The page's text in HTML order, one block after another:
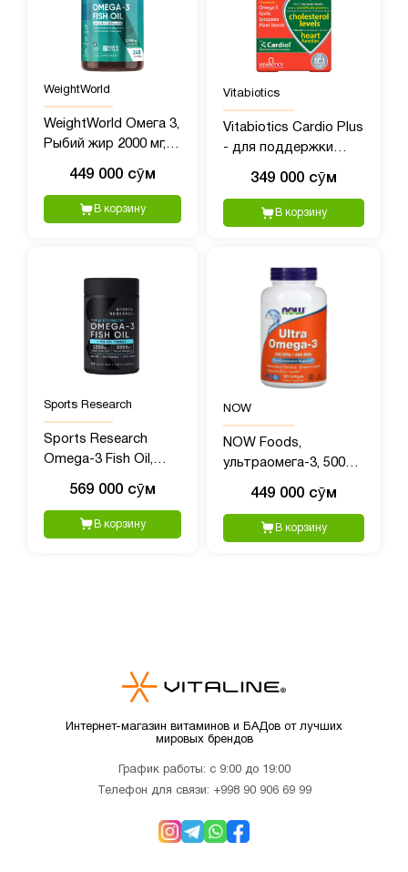
WeightWorld
WeightWorld Омега 3,
Рыбий жир 2000 мг,
449 000 сӯм
В корзину
Vitabiotics
Vitabiotics Cardio Plus
- для поддержки
349 000 сӯм
В корзину
Sports Research
Sports Research
Omega-3 Fish Oil,
мг, 150 мягких капсул
569 000 сӯм
В корзину
NOW
NOW Foods,
ультраомега-3, 500
капсул, покрытых
кишечнорастворимой
оболочкой
449 000 сӯм
В корзину
Интернет-магазин витаминов и БАДов от лучших
мировых брендов
График работы: с 9:00 до 19:00
Телефон для связи: +998 90 906 69 99